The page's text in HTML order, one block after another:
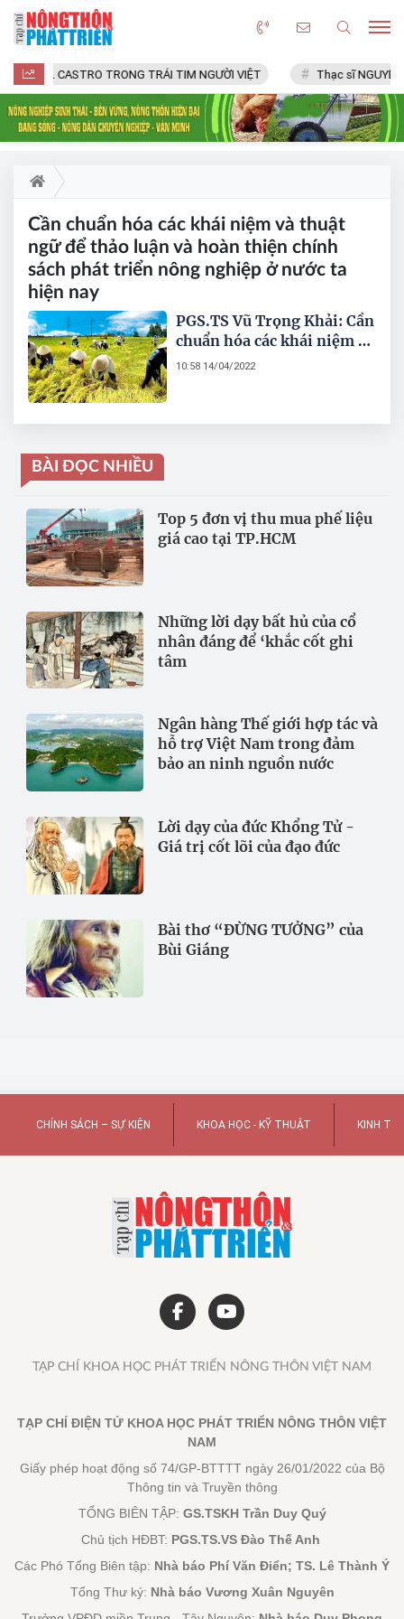
FIDEL CASTRO TRONG TRÁI TIM NGƯỜI VIỆT Thạc sĩ NGUYỄN
Cần chuẩn hóa các khái niệm và thuật
ngữ để thảo luận và hoàn thiện chính
sách phát triển nông nghiệp ở nước ta
hiện nay
PGS.TS Vũ Trọng Khải: Cần
chuẩn hóa các khái niệm và
thuật ngữ để thảo luận và
10:58 14/04/2022
BÀI ĐỌC NHIỀU
Top 5 đơn vị thu mua phế liệu
giá cao tại TP.HCM
Những lời dạy bất hủ của cổ
nhân đáng để ‘khắc cốt ghi
tâm
Ngân hàng Thế giới hợp tác và
hỗ trợ Việt Nam trong đảm
bảo an ninh nguồn nước
Lời dạy của đức Khổng Tử -
Giá trị cốt lõi của đạo đức
Bài thơ “ĐỪNG TƯỞNG” của
Bùi Giáng
CHÍNH SÁCH – SỰ KIỆN KHOA HỌC - KỸ THUẬT KINH TẾ
TẠP CHÍ KHOA HỌC PHÁT TRIỂN NÔNG THÔN VIỆT NAM
TẠP CHÍ ĐIỆN TỬ KHOA HỌC PHÁT TRIỂN NÔNG THÔN VIỆT
NAM
Giấy phép hoạt động số 74/GP-BTTTT ngày 26/01/2022 của Bộ
Thông tin và Truyền thông
TỔNG BIÊN TẬP: GS.TSKH Trần Duy Quý
Chủ tịch HĐBT: PGS.TS.VS Đào Thế Anh
Các Phó Tổng Biên tập: Nhà báo Phí Văn Điển; TS. Lê Thành Ý
Tổng Thư ký: Nhà báo Vương Xuân Nguyên